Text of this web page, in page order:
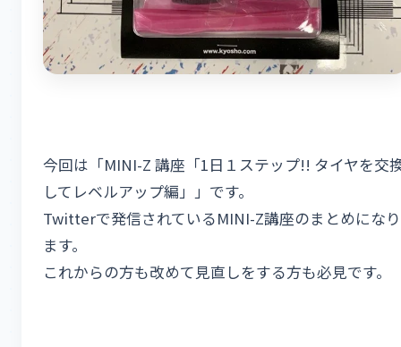
今回は「MINI-Z 講座「1日１ステップ!! タイヤを交
してレベルアップ編」」です。
Twitterで発信されているMINI-Z講座のまとめになり
ます。
これからの方も改めて見直しをする方も必見です。